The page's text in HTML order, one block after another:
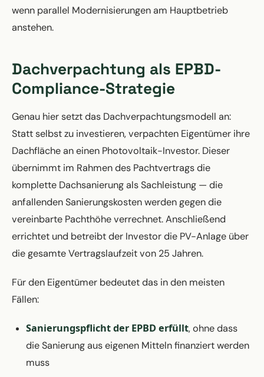
wenn parallel Modernisierungen am Hauptbetrieb
anstehen.
Dachverpachtung als EPBD-
Compliance-Strategie
Genau hier setzt das Dachverpachtungsmodell an:
Statt selbst zu investieren, verpachten Eigentümer ihre
Dachfläche an einen Photovoltaik-Investor. Dieser
übernimmt im Rahmen des Pachtvertrags die
komplette Dachsanierung als Sachleistung — die
anfallenden Sanierungskosten werden gegen die
vereinbarte Pachthöhe verrechnet. Anschließend
errichtet und betreibt der Investor die PV-Anlage über
die gesamte Vertragslaufzeit von 25 Jahren.
Für den Eigentümer bedeutet das in den meisten
Fällen:
Sanierungspflicht der EPBD erfüllt, ohne dass
die Sanierung aus eigenen Mitteln finanziert werden
muss